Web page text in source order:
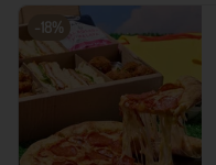
-18%